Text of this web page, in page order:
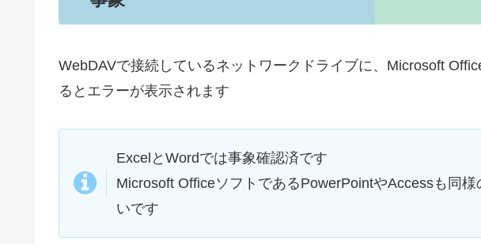
WebDAVで接続しているネットワークドライブに、Microsoft
るとエラーが表示されます
ExcelとWordでは事象確認済です
Microsoft OfficeソフトであるPowerPointやAccessも同
いです